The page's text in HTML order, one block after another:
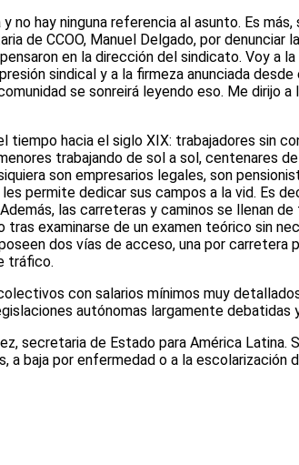
hay ninguna referencia al asunto. Es
de CCOO, Manuel Delgado, por
en la dirección del sindicato. Voy a
sindical y a la firmeza anunciada
se sonreirá leyendo eso. Me dirijo
tiempo hacia el siglo XIX: trabajadores sin
trabajando de sol a sol, centenares
son empresarios legales, son
permite dedicar sus campos a la vid. Es
las carreteras y caminos se llenan
examinarse de un examen teórico sin
dos vías de acceso, una por
tráfico.
con salarios mínimos muy
autónomas largamente debatidas
secretaria de Estado para América Latina.
baja por enfermedad o a la